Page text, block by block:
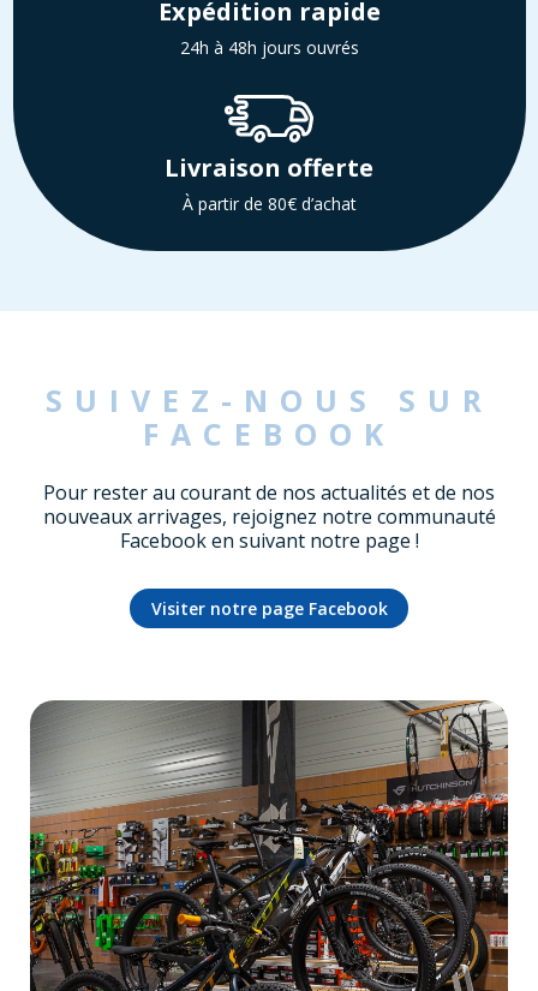
Expédition rapide
24h à 48h jours ouvrés
Livraison offerte
À partir de 80€ d’achat
SUIVEZ-NOUS SUR
FACEBOOK
Pour rester au courant de nos actualités et de nos
nouveaux arrivages, rejoignez notre communauté
Facebook en suivant notre page !
Visiter notre page Facebook